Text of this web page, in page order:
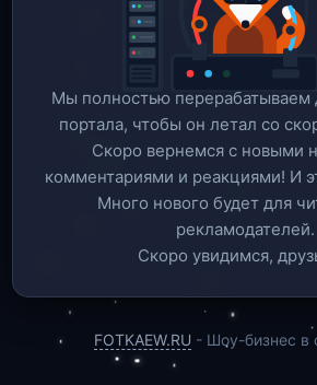
Мы полностью перерабатываем
портала, чтобы он летал со
Скоро вернемся c новыми
комментариями и реакциями! И
Много нового будет для
рекламодателей.
Скоро увидимся,
FOTKAEW.RU - Шоу-бизнес в